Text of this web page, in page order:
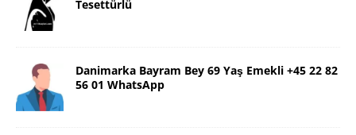
Tesettürlü
Danimarka Bayram Bey 69 Yaş Emekli +45 22 82
56 01 WhatsApp